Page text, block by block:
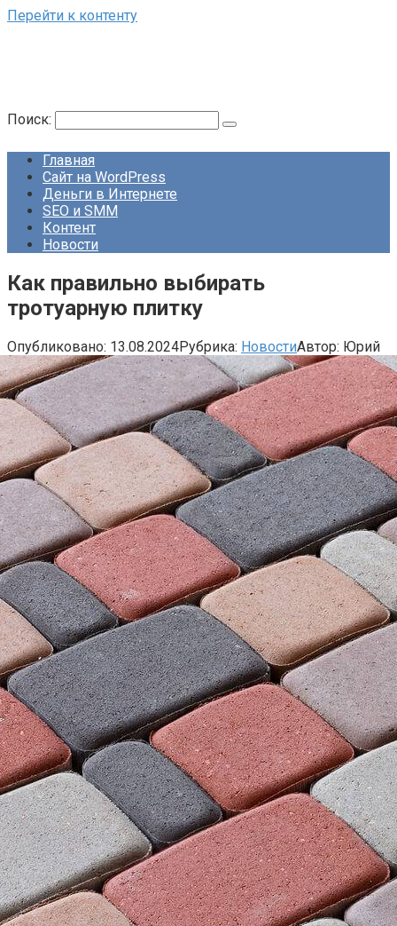
Перейти к контенту
Поиск:
Главная
Сайт на WordPress
Деньги в Интернете
SEO и SMM
Контент
Новости
Как правильно выбирать
тротуарную плитку
Опубликовано: 13.08.2024Рубрика: НовостиАвтор: Юрий